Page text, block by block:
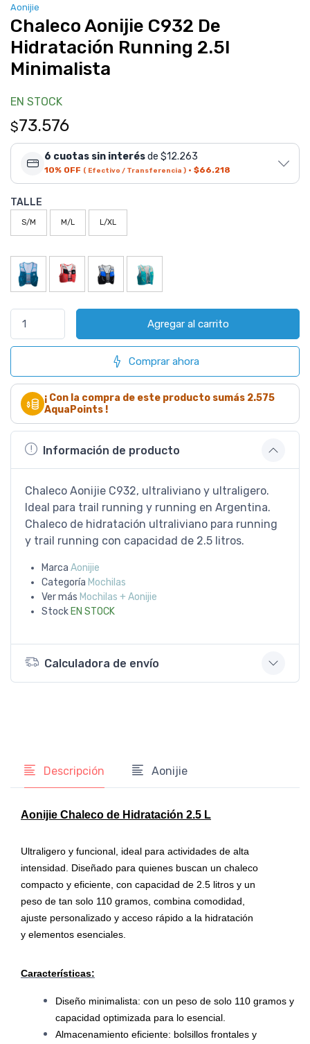
Aonijie
Chaleco Aonijie C932 De
Hidratación Running 2.5l
Minimalista
EN STOCK
$73.576
6 cuotas sin interésde $12.263
10% OFF ( Efectivo / Transferencia ) · $66.218
TALLE
S/M M/L L/XL
Agregar al carrito
Comprar ahora
¡ Con la compra de este producto sumás 2.575
AquaPoints !
Información de producto
Chaleco Aonijie C932, ultraliviano y ultraligero.
Ideal para trail running y running en Argentina.
Chaleco de hidratación ultraliviano para running
y trail running con capacidad de 2.5 litros.
Marca Aonijie
Categoría Mochilas
Ver más Mochilas + Aonijie
Stock EN STOCK
Calculadora de envío
Descripción Aonijie
Aonijie Chaleco de Hidratación 2.5 L
Ultraligero y funcional, ideal para actividades de alta
intensidad. Diseñado para quienes buscan un chaleco
compacto y eficiente, con capacidad de 2.5 litros y un
peso de tan solo 110 gramos, combina comodidad,
ajuste personalizado y acceso rápido a la hidratación
y elementos esenciales.
Características:
Diseño minimalista: con un peso de solo 110 gramos y
capacidad optimizada para lo esencial.
Almacenamiento eficiente: bolsillos frontales y